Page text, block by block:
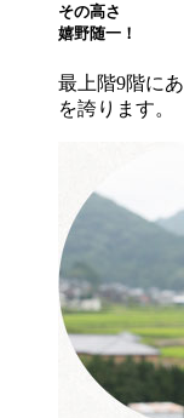
その高さ
嬉野随一！
最上階9階に
を誇ります。